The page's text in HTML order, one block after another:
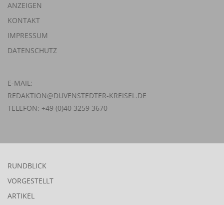
ANZEIGEN
KONTAKT
IMPRESSUM
DATENSCHUTZ
E-MAIL:
REDAKTION@DUVENSTEDTER-KREISEL.DE
TELEFON: +49 (0)40 3259 3670
RUNDBLICK
VORGESTELLT
ARTIKEL